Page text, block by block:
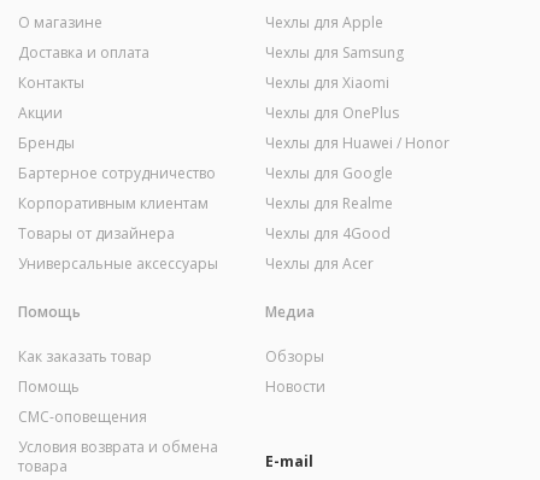
О магазине
Доставка и оплата
Контакты
Акции
Бренды
Бартерное сотрудничество
Корпоративным клиентам
Товары от дизайнера
Универсальные аксессуары
Чехлы для Apple
Чехлы для Samsung
Чехлы для Xiaomi
Чехлы для OnePlus
Чехлы для Huawei / Honor
Чехлы для Google
Чехлы для Realme
Чехлы для 4Good
Чехлы для Acer
Помощь
Как заказать товар
Помощь
СМС-оповещения
Условия возврата и обмена
товара
Медиа
Обзоры
Новости
E-mail